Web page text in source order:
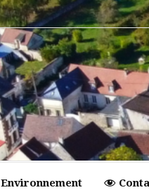
Environnement